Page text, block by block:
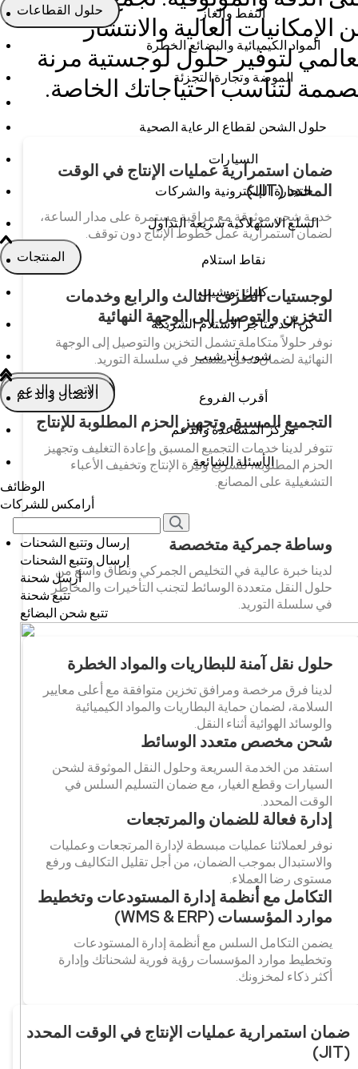
حلول القطاعات
النفط والغاز
المواد الكيميائية والبضائع الخطرة
الموضة وتجارة التجزئة
حلول الشحن لقطاع الرعاية الصحية
السيارات
التجارة الإلكترونية والشركات
السلع الاستهلاكية سريعة التداول
المنتجات
نقاط استلام
كليك تو شيب
كن أحد متاجر الاستلام الشريكة
شوب آند شيب
الاتصال والدعم
الاتصال والدعم
أقرب الفروع
مركز المساعدة والدعم
الأسئلة الشائعة
الوظائف
أرامكس للشركات
إرسال وتتبع الشحنات
إرسال وتتبع الشحنات
أرسل شحنة
تتبع شحنة
تتبع شحن البضائع
الإمكانيات العالية والانتشار
لتوفير حلول لوجستية مرنة
لتناسب احتياجاتك الخاصة.
ضمان استمرارية عمليات الإنتاج في الوقت
المحدد (JIT)
خدمة شحن موثوقة مع مراقبة مستمرة على مدار الساعة،
لضمان استمرارية عمل خطوط الإنتاج دون توقف.
لوجستيات الطرف الثالث والرابع وخدمات
التخزين والتوصيل إلى الوجهة النهائية
نوفر حلولاً متكاملة تشمل التخزين والتوصيل إلى الوجهة
النهائية لضمان تدفق مستمر في سلسلة التوريد.
التجميع المسبق وتجهيز الحزم المطلوبة للإنتاج
تتوفر لدينا خدمات التجميع المسبق وإعادة التغليف وتجهيز
الحزم المطلوبة، لتسريع وتيرة الإنتاج وتخفيف الأعباء
التشغيلية على المصانع.
وساطة جمركية متخصصة
لدينا خبرة عالية في التخليص الجمركي ونطاق واسع من
حلول النقل متعددة الوسائط لتجنب التأخيرات والمخاطر
في سلسلة التوريد.
حلول نقل آمنة للبطاريات والمواد الخطرة
لدينا فرق مرخصة ومرافق تخزين متوافقة مع أعلى معايير
السلامة، لضمان حماية البطاريات والمواد الكيميائية
والوسائد الهوائية أثناء النقل.
شحن مخصص متعدد الوسائط
استفد من الخدمة السريعة وحلول النقل الموثوقة لشحن
السيارات وقطع الغيار، مع ضمان التسليم السلس في
الوقت المحدد.
إدارة فعالة للضمان والمرتجعات
نوفر لعملائنا عمليات مبسطة لإدارة المرتجعات وعمليات
والاستبدال بموجب الضمان، من أجل تقليل التكاليف ورفع
مستوى رضا العملاء.
التكامل مع أنظمة إدارة المستودعات وتخطيط
موارد المؤسسات (WMS & ERP)
يضمن التكامل السلس مع أنظمة إدارة المستودعات
وتخطيط موارد المؤسسات رؤية فورية لشحناتك وإدارة
أكثر ذكاء لمخزونك.
ضمان استمرارية عمليات الإنتاج في الوقت المحدد
(JIT)